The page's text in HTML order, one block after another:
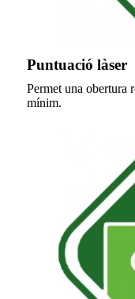
Puntuació làser
Permet una obertura
mínim.